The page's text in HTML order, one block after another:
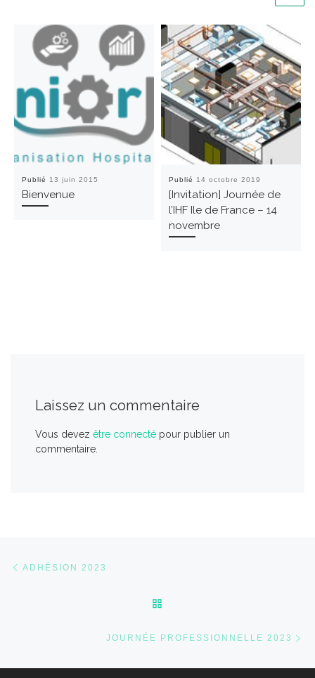
Publié 13 juin 2015
Bienvenue
Publié 14 octobre 2019
[Invitation] Journée de
l’IHF Ile de France – 14
novembre
Laissez un commentaire
Vous devezêtre connecté pour publier un
commentaire.
Parcourir les articles
ADHÉSION 2023
JOURNÉE PROFESSIONNELLE 2023